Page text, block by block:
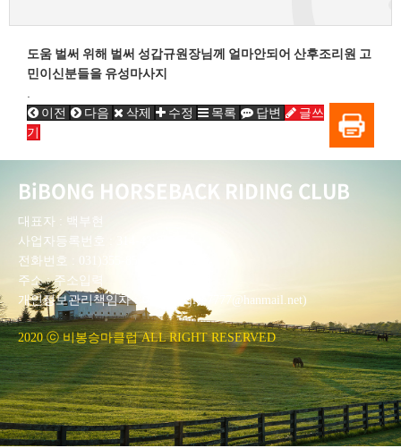
도움 벌써 위해 벌써 성갑규원장님께 얼마안되어 산후조리원 고
민이신분들을 유성마사지
이전
다음 삭제 수정 목록 답변
글쓰
기
BiBONG HORSEBACK RIDING CLUB
대표자 : 백부현
사업자등록번호 : 314-43-00551
전화번호 : 031)355-8518
주소 : 주소입력
개인정보관리책임자 : 이은정(ejlee7777@hanmail.net)
2020 ⓒ 비봉승마클럽 ALL RIGHT RESERVED